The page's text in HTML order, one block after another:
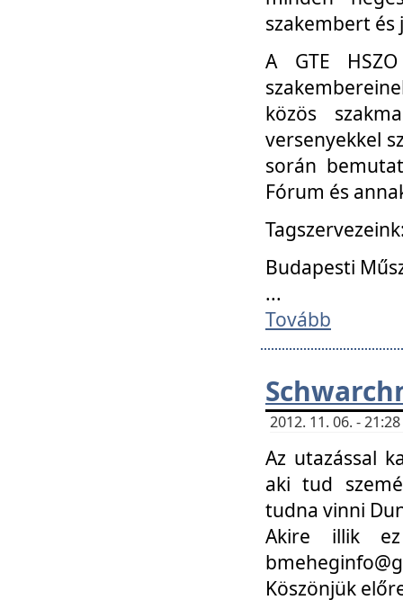
szakembert
A GTE
közös
versenyekkel
során
Fórum és
Budapesti
...
Tovább
2012. 11. 06. -
Az utazással
aki tud
tudna vinni
Akire illik
Köszönjük